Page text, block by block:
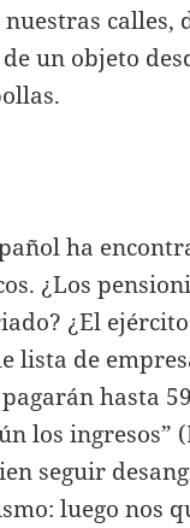
calles,
un objeto
ha
¿Los
¿El
lista de
hasta
los
seguir
luego nos